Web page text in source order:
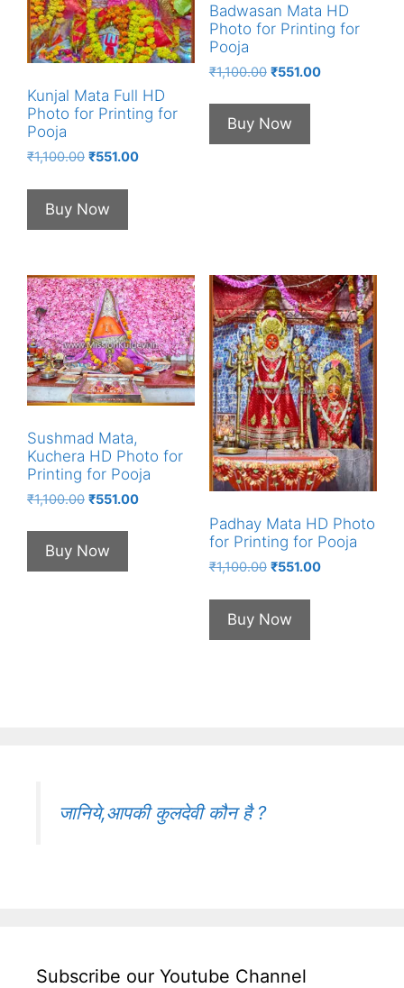
Kunjal Mata Full HD
Photo for Printing for
Pooja
₹1,100.00 Original
was:
₹1,100.00.
₹551.00Current
Buy Now
Badwasan Mata HD
Photo for Printing for
Pooja
₹1,100.00 Original
was:
₹1,100.00.
₹551.00Current
Buy Now
Sushmad Mata,
Kuchera HD Photo for
Printing for Pooja
₹1,100.00 Original
was:
₹1,100.00.
₹551.00Current
Buy Now
Padhay Mata HD Photo
for Printing for Pooja
₹1,100.00 Original
was:
₹1,100.00.
₹551.00Current
Buy Now
जानिये,आपकी कुलदेवी कौन है ?
Subscribe our Youtube Channel